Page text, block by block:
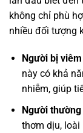
không chỉ phù
nhiều đối tượng
Người bị
này có khả
nhiễm, giúp
Người
thơm dịu, loài